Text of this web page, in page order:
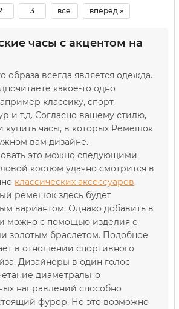
3 все вперёд »
часы с акцентом на
образа всегда является одежда.
какое-то одно
классику, спорт,
и т.д. Согласно вашему стилю,
купить часы, в которых Ремешок
вам дизайне.
это можно следующими
костюм удачно смотрится в
классических аксессуаров.
ремешок здесь будет
вариантом. Однако добавить в
можно с помощью изделия с
золотым браслетом. Подобное
в отношении спортивного
Дизайнеры в один голос
диаметрально
направлений способно
фурор. Но это возможно